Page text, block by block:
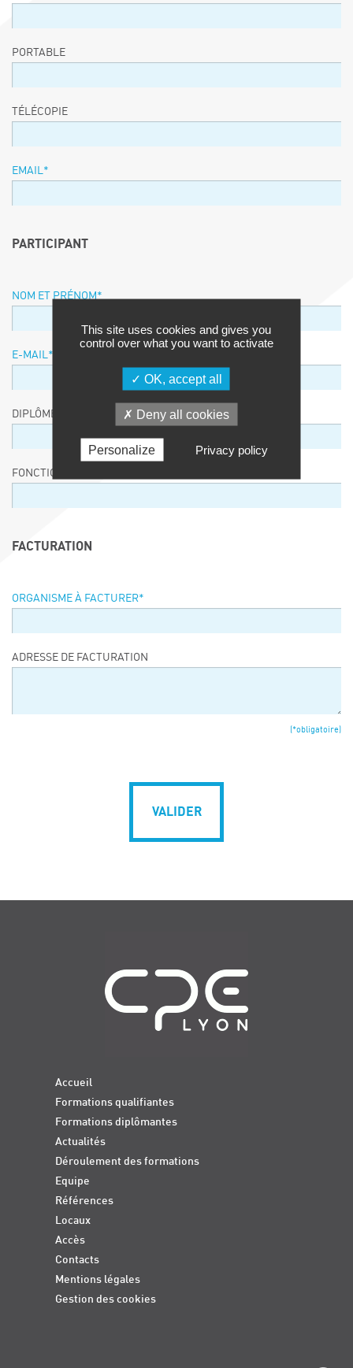
PORTABLE
TÉLÉCOPIE
EMAIL *
PARTICIPANT
NOM ET PRÉNOM *
E-MAIL *
DIPLÔME / EQUIVALENCE / NIVEAU
FONCTION
FACTURATION
ORGANISME À FACTURER*
ADRESSE DE FACTURATION
(*obligatoire)
VALIDER
Accueil
Formations qualifiantes
Formations diplômantes
Actualités
Déroulement des formations
Equipe
Références
Locaux
Accès
Contacts
Mentions légales
Gestion des cookies
This site uses cookies and gives you
control over what you want to activate
OK, accept all
Deny all cookies
Personalize Privacy policy